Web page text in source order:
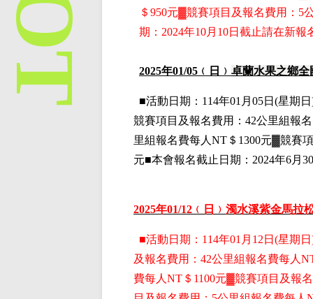
＄950元▓競賽項目 及報名費用 ：5
期：2024年10月10日截止請在新
2025年01/05 ﹙日﹚ 卓蘭水果之鄉全
■活動日期：114年01月05日(星期
競賽項目 及報名費用 ：42公里組報
里組報名費每人NT＄1300元▓競賽
元■本會報名截止日期：2024年6月
2025年01/12 ﹙日﹚ 濁水溪紫金馬拉
■活動日期：114年01月12日(星期
及報名費用 ：42公里組報名費每人
費每人NT＄1100元▓競賽項目 及報